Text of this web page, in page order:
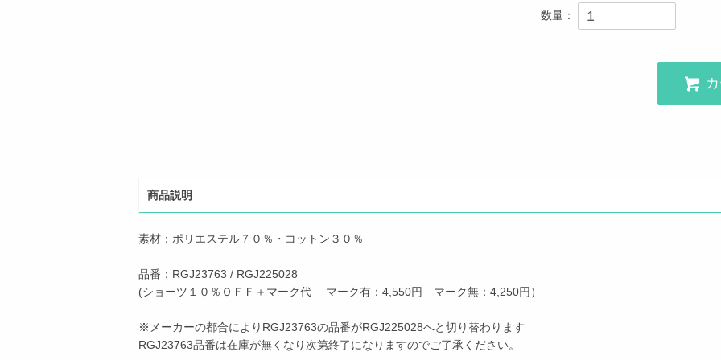
数量：
商品説明
素材：ポリエステル７０％・コットン３０％
品番：RGJ23763 / RGJ225028
(ショーツ１０％ＯＦＦ＋マーク代 マーク有：4,550円 マーク無：4,250円）
※メーカーの都合によりRGJ23763の品番がRGJ225028へと切り替わります
RGJ23763品番は在庫が無くなり次第終了になりますのでご了承ください。